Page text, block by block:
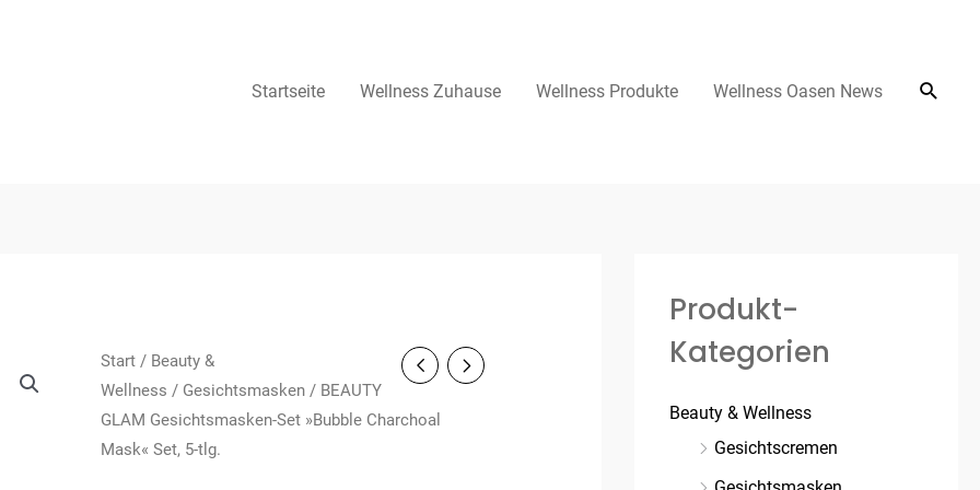
Startseite Wellness Zuhause Wellness Produkte Wellness Oasen News
Start/ Beauty &
Wellness / Gesichtsmasken/ BEAUTY
GLAM Gesichtsmasken-Set »Bubble Charchoal
Mask« Set, 5-tlg.
Produkt-
Kategorien
Beauty & Wellness
Gesichtscremen